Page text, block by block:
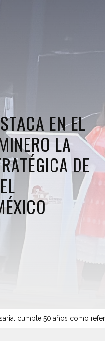
EN EL
LA
DE
cumple 50 años como